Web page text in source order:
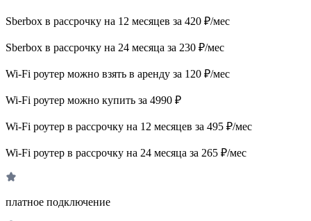
Sberbox в рассрочку на 12 месяцев за 420 ₽/мес
Sberbox в рассрочку на 24 месяца за 230 ₽/мес
Wi-Fi роутер можно взять в аренду за 120 ₽/мес
Wi-Fi роутер можно купить за 4990 ₽
Wi-Fi роутер в рассрочку на 12 месяцев за 495 ₽/мес
Wi-Fi роутер в рассрочку на 24 месяца за 265 ₽/мес
платное подключение